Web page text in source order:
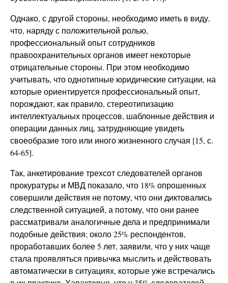
Однако, с другой стороны, необходимо иметь в виду,
что, наряду с положительной ролью,
профессиональный опыт сотрудников
правоохранительных органов имеет некоторые
отрицательные стороны. При этом необходимо
учитывать, что однотипные юридические ситуации, на
которые ориентируется профессиональный опыт,
порождают, как правило, стереотипизацию
интеллектуальных процессов, шаблонные действия и
операции данных лиц, затрудняющие увидеть
своеобразие того или иного жизненного случая [15, с.
64-65].
Так, анкетирование трехсот следователей органов
прокуратуры и МВД показало, что 18% опрошенных
совершили действия не потому, что они диктовались
следственной ситуацией, а потому, что они ранее
рассматривали аналогичные дела и предпринимали
подобные действия; около 25% респондентов,
проработавших более 5 лет, заявили, что у них чаще
стала проявляться привычка мыслить и действовать
автоматически в ситуациях, которые уже встречались